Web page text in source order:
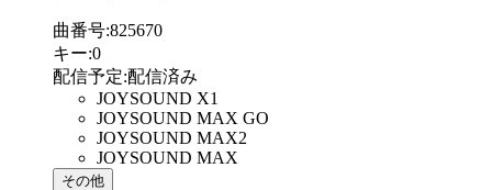
曲番号:825670
キー:0
配信予定:配信済み
JOYSOUND X1
JOYSOUND MAX GO
JOYSOUND MAX2
JOYSOUND MAX
その他